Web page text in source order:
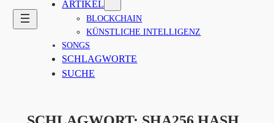
ARTIKEL
BLOCKCHAIN
KÜNSTLICHE INTELLIGENZ
SONGS
SCHLAGWORTE
SUCHE